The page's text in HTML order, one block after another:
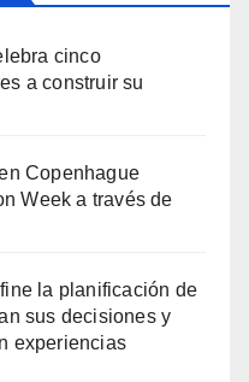
cinco
a construir su
Copenhague
Week a través de
la planificación de
sus decisiones y
experiencias